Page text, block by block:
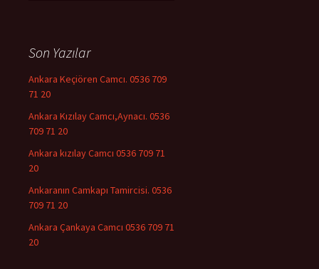
Son Yazılar
Ankara Keçiören Camcı. 0536 709
71 20
Ankara Kızılay Camcı,Aynacı. 0536
709 71 20
Ankara kızılay Camcı 0536 709 71
20
Ankaranın Camkapı Tamircisi. 0536
709 71 20
Ankara Çankaya Camcı 0536 709 71
20